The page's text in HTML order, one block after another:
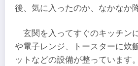
後、気に入ったのか、なかなか
玄関を入ってすぐのキッチン
や電子レンジ、トースターに炊
ットなどの設備が整っています